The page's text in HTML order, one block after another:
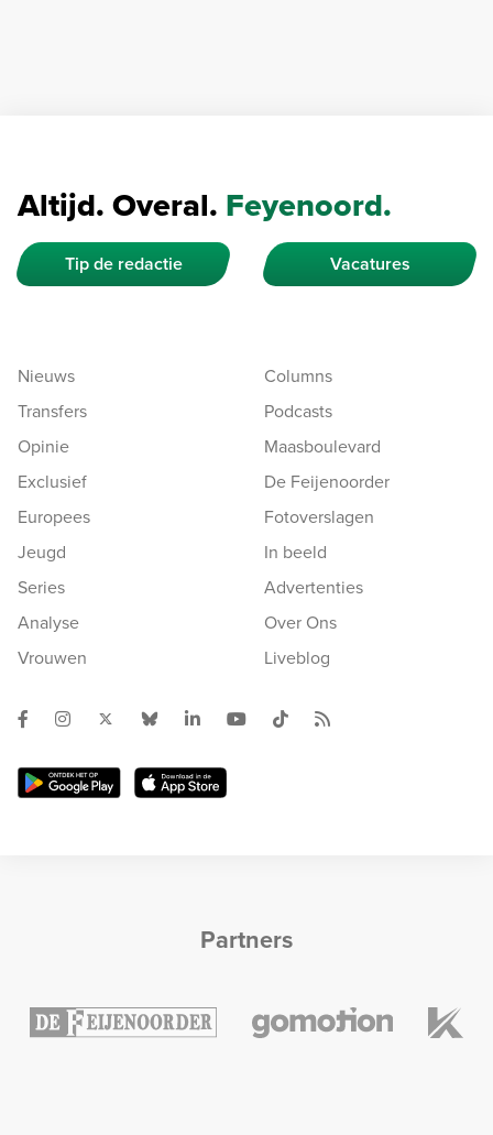
Altijd. Overal. Feyenoord.
Tip de redactie Vacatures
Nieuws
Transfers
Opinie
Exclusief
Europees
Jeugd
Series
Analyse
Vrouwen
Columns
Podcasts
Maasboulevard
De Feijenoorder
Fotoverslagen
In beeld
Advertenties
Over Ons
Liveblog
Partners